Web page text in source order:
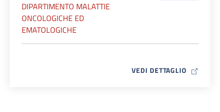
DIPARTIMENTO MALATTIE
ONCOLOGICHE ED
EMATOLOGICHE
VEDI DETTAGLIO MAP ICON